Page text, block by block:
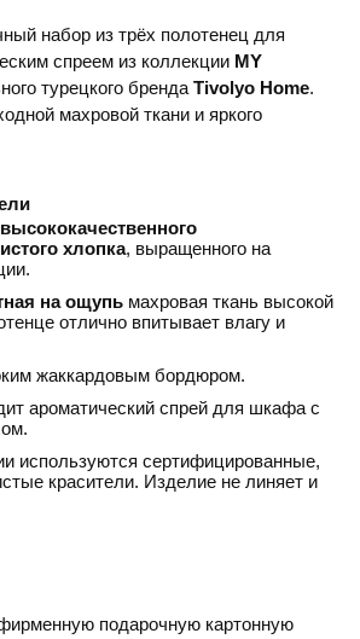
набор из трёх полотенец для
спреем из коллекции MY
турецкого бренда Tivolyo Home.
махровой ткани и яркого
высококачественного
хлопка, выращенного на
на ощупь махровая ткань высокой
отлично впитывает влагу и
жаккардовым бордюром.
ароматический спрей для шкафа с
используются сертифицированные,
красители. Изделие не линяет и
подарочную картонную